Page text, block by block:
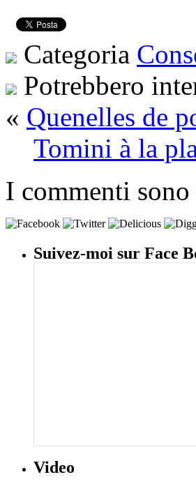
Categoria
Potrebbero
« Quenelles de
Tomini à la
I commenti
Suivez-moi sur Face
Video